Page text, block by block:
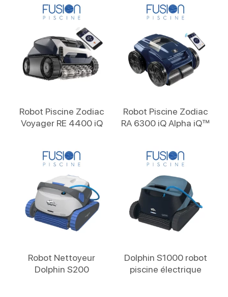
Robot Piscine Zodiac
Voyager RE 4400 iQ
Robot Piscine Zodiac
RA 6300 iQ Alpha iQ™
Robot Nettoyeur
Dolphin S200
Dolphin S1000 robot
piscine électrique